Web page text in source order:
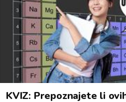
KVIZ: Prepoznajete li